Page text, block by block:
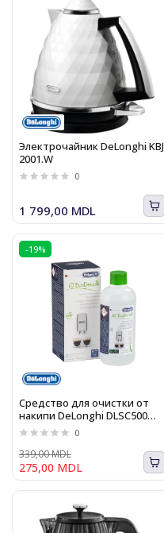
Электрочайник DeLonghi KBJ
2001.W
0
1 799,00 MDL
-19%
Средство для очистки от
накипи DeLonghi DLSC500
EcoDecalk
0
275,00 MDL
339,00 MDL